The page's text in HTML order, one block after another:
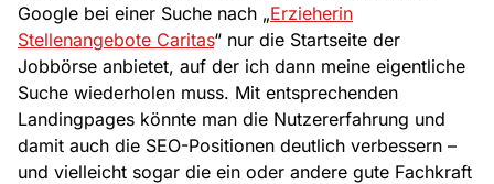
Google bei einer Suche nach „Erzieherin
Stellenangebote Caritas“ nur die Startseite der
Jobbörse anbietet, auf der ich dann meine eigentliche
Suche wiederholen muss. Mit entsprechenden
Landingpages könnte man die Nutzererfahrung und
damit auch die SEO-Positionen deutlich verbessern –
und vielleicht sogar die ein oder andere gute Fachkraft